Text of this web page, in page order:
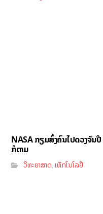
NASA ກຽມສົ່ງຄົນໄປດວງຈັນປີ
ກໍຕາມ
ວິທະຍາສາດ,ເທັກໂນໂລຢີ